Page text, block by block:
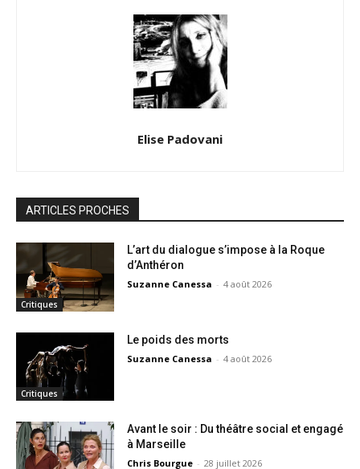
Elise Padovani
ARTICLES PROCHES
Critiques
L’art du dialogue s’impose à la Roque
d’Anthéron
Suzanne Canessa - 4 août 2026
Critiques
Le poids des morts
Suzanne Canessa - 4 août 2026
Avant le soir : Du théâtre social et engagé
à Marseille
Chris Bourgue - 28 juillet 2026